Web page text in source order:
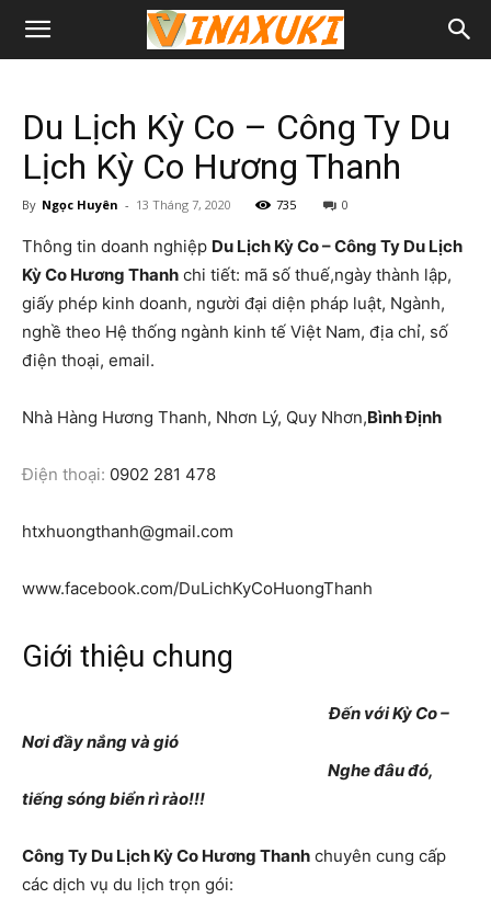
Du Lịch Kỳ Co – Công Ty Du
Lịch Kỳ Co Hương Thanh
By Ngọc Huyên - 13 Tháng 7, 2020 735 0
Thông tin doanh nghiệp Du Lịch Kỳ Co – Công Ty Du Lịch
Kỳ Co Hương Thanh chi tiết: mã số thuế,ngày thành lập,
giấy phép kinh doanh, người đại diện pháp luật, Ngành,
nghề theo Hệ thống ngành kinh tế Việt Nam, địa chỉ, số
điện thoại, email.
Nhà Hàng Hương Thanh, Nhơn Lý, Quy Nhơn,Bình Định
Điện thoại: 0902 281 478
htxhuongthanh@gmail.com
www.facebook.com/DuLichKyCoHuongThanh
Giới thiệu chung
cccccccccccccccccccccccccccccccccccĐến với Kỳ Co –
Nơi đầy nắng và gió
Nghe đâu đó,
tiếng sóng biển rì rào!!!
Công Ty Du Lịch Kỳ Co Hương Thanh chuyên cung cấp
các dịch vụ du lịch trọn gói: